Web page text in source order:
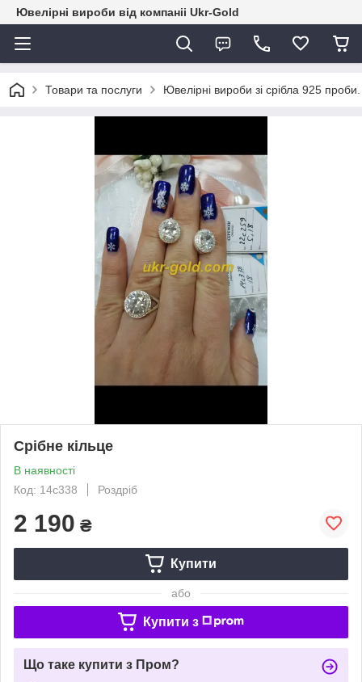
Ювелірні вироби від компаніі Ukr-Gold
Товари та послуги Ювелірні вироби зі срібла 925 проби.
Срібне кільце
В наявності
Код: 14с338
Роздріб
2 190 ₴
Купити
або
Купити з
Що таке купити з Пром?